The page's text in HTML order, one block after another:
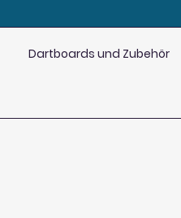
Dartboards und Zubehör